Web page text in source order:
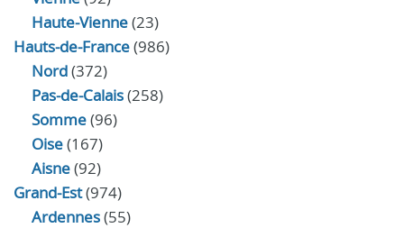
Haute-Vienne(23)
Hauts-de-France(986)
Nord(372)
Pas-de-Calais(258)
Somme(96)
Oise(167)
Aisne(92)
Grand-Est(974)
Ardennes(55)